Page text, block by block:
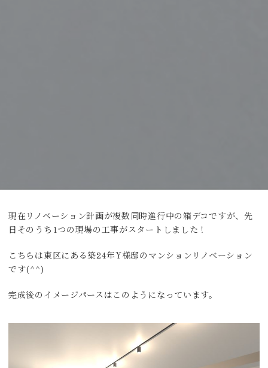
現在リノベーション計画が複数同時進行中の箱デコですが、先
日そのうち1つの現場の工事がスタートしました！
こちらは東区にある築24年Y様邸のマンションリノベーション
です(^^)
完成後のイメージパースはこのようになっています。